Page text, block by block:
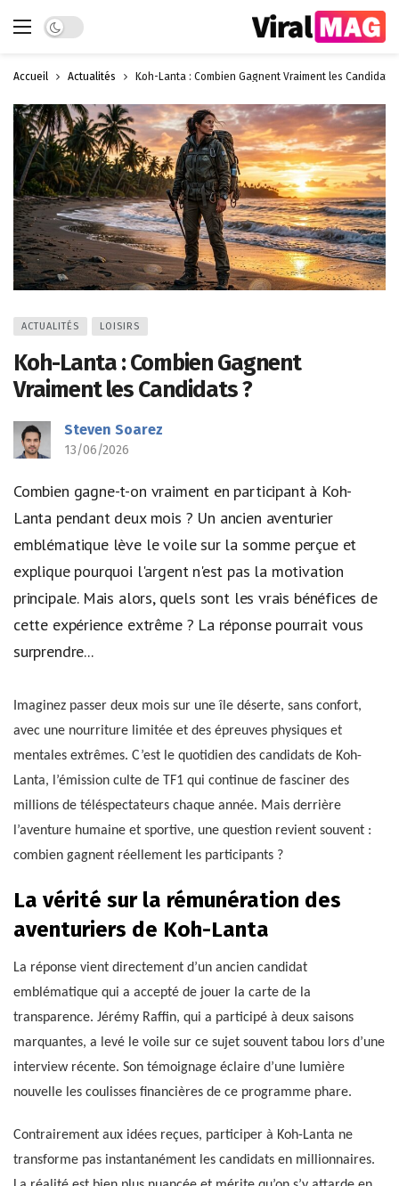
Dark mode
Accueil Actualités Koh-Lanta : Combien Gagnent Vraiment les Candidats
ACTUALITÉS LOISIRS
Koh-Lanta : Combien Gagnent
Vraiment les Candidats ?
Steven Soarez
13/06/2026
Combien gagne-t-on vraiment en participant à Koh-
Lanta pendant deux mois ? Un ancien aventurier
emblématique lève le voile sur la somme perçue et
explique pourquoi l'argent n'est pas la motivation
principale. Mais alors, quels sont les vrais bénéfices de
cette expérience extrême ? La réponse pourrait vous
surprendre...
Imaginez passer deux mois sur une île déserte, sans confort,
avec une nourriture limitée et des épreuves physiques et
mentales extrêmes. C’est le quotidien des candidats de Koh-
Lanta, l’émission culte de TF1 qui continue de fasciner des
millions de téléspectateurs chaque année. Mais derrière
l’aventure humaine et sportive, une question revient souvent :
combien gagnent réellement les participants ?
La vérité sur la rémunération des
aventuriers de Koh-Lanta
La réponse vient directement d’un ancien candidat
emblématique qui a accepté de jouer la carte de la
transparence. Jérémy Raffin, qui a participé à deux saisons
marquantes, a levé le voile sur ce sujet souvent tabou lors d’une
interview récente. Son témoignage éclaire d’une lumière
nouvelle les coulisses financières de ce programme phare.
Contrairement aux idées reçues, participer à Koh-Lanta ne
transforme pas instantanément les candidats en millionnaires.